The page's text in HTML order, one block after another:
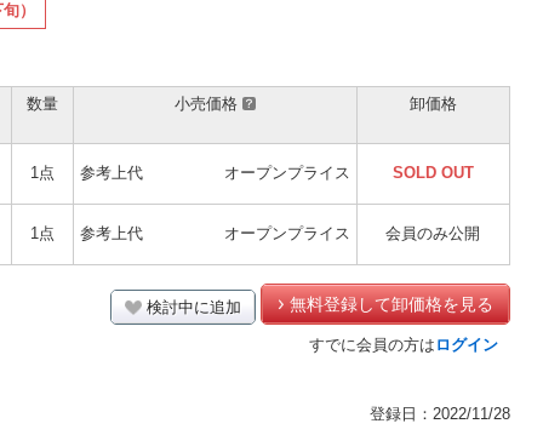
）
数量 小売価格 卸価格
1点 参考上代 オープンプライス SOLD OUT
1点 参考上代 オープンプライス 会員のみ公開
検討中に追加 無料登録して卸価格を見る
すでに会員の方は ログイン
登録日：2022/11/28